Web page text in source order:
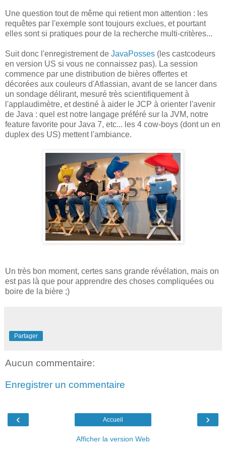
Une question tout de même qui retient mon attention : les
requêtes par l'exemple sont toujours exclues, et pourtant
elles sont si pratiques pour de la recherche multi-critères...
Suit donc l'enregistrement de JavaPosses (les castcodeurs
en version US si vous ne connaissez pas). La session
commence par une distribution de bières offertes et
décorées aux couleurs d'Atlassian, avant de se lancer dans
un sondage délirant, mesuré très scientifiquement à
l'applaudimètre, et destiné à aider le JCP à orienter l'avenir
de Java : quel est notre langage préféré sur la JVM, notre
feature favorite pour Java 7, etc... les 4 cow-boys (dont un en
duplex des US) mettent l'ambiance.
Un très bon moment, certes sans grande révélation, mais on
est pas là que pour apprendre des choses compliquées ou
boire de la bière ;)
Partager
Aucun commentaire:
Enregistrer un commentaire
‹ ›
Accueil
Afficher la version Web